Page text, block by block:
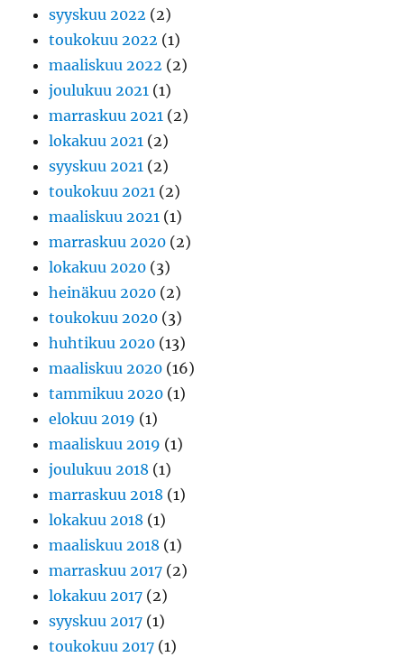
syyskuu 2022 (2)
toukokuu 2022 (1)
maaliskuu 2022 (2)
joulukuu 2021 (1)
marraskuu 2021 (2)
lokakuu 2021 (2)
syyskuu 2021 (2)
toukokuu 2021 (2)
maaliskuu 2021 (1)
marraskuu 2020 (2)
lokakuu 2020 (3)
heinäkuu 2020 (2)
toukokuu 2020 (3)
huhtikuu 2020 (13)
maaliskuu 2020 (16)
tammikuu 2020 (1)
elokuu 2019 (1)
maaliskuu 2019 (1)
joulukuu 2018 (1)
marraskuu 2018 (1)
lokakuu 2018 (1)
maaliskuu 2018 (1)
marraskuu 2017 (2)
lokakuu 2017 (2)
syyskuu 2017 (1)
toukokuu 2017 (1)